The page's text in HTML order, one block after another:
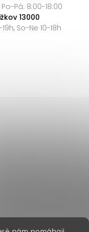
Po-Pá: 8:00-18:00
13000
So-Ne 10-18h